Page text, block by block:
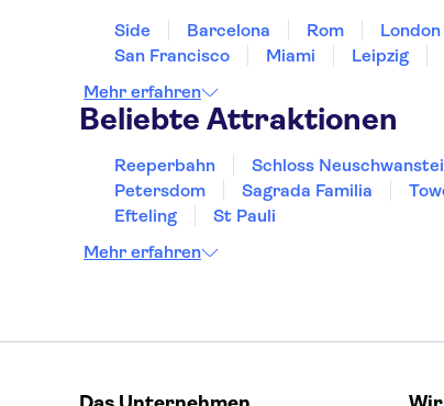
Side Barcelona Rom London
San Francisco
Miami Leipzig
Mehr erfahren
Beliebte Attraktionen
Reeperbahn Schloss
Petersdom
Sagrada Familia
Efteling
St Pauli
Mehr erfahren